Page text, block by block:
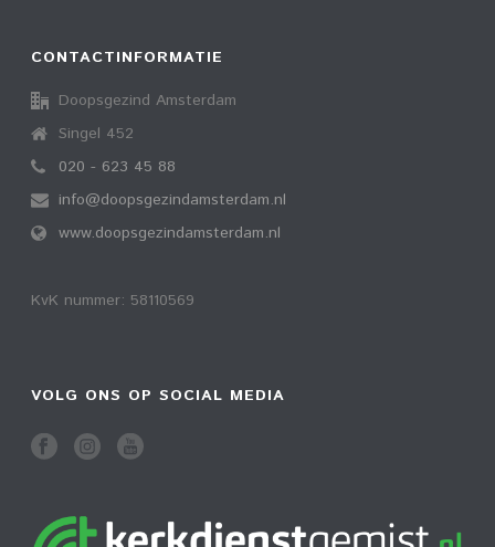
CONTACTINFORMATIE
Doopsgezind Amsterdam
Singel 452
020 - 623 45 88
info@doopsgezindamsterdam.nl
www.doopsgezindamsterdam.nl
KvK nummer: 58110569
VOLG ONS OP SOCIAL MEDIA